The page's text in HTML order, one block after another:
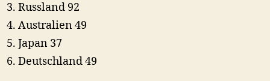
Russland 92
Australien 49
Japan 37
Deutschland 49